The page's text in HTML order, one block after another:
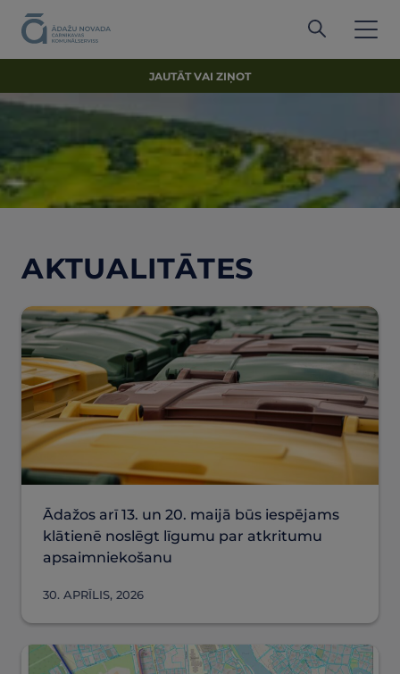
JAUTĀT VAI ZIŅOT
AKTUALITĀTES
Ādažos arī 13. un 20. maijā būs iespējams
klātienē noslēgt līgumu par atkritumu
apsaimniekošanu
30. APRĪLIS, 2026